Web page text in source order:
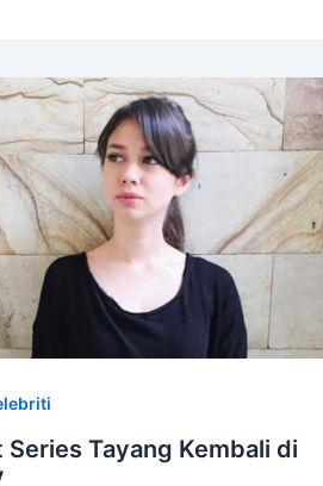
Series Tayang Kembali di